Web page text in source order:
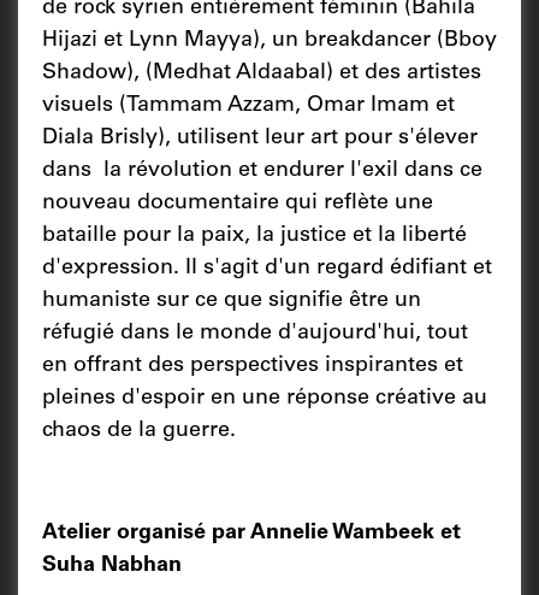
de rock syrien entièrement féminin (Bahila
Hijazi et Lynn Mayya), un breakdancer (Bboy
Shadow), (Medhat Aldaabal) et des artistes
visuels (Tammam Azzam, Omar Imam et
Diala Brisly), utilisent leur art pour s'élever
dans la révolution et endurer l'exil dans ce
nouveau documentaire qui reflète une
bataille pour la paix, la justice et la liberté
d'expression. Il s'agit d'un regard édifiant et
humaniste sur ce que signifie être un
réfugié dans le monde d'aujourd'hui, tout
en offrant des perspectives inspirantes et
pleines d'espoir en une réponse créative au
chaos de la guerre.
Atelier organisé par Annelie Wambeek et
Suha Nabhan